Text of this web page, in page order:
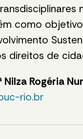
como
direitos de
Rogéria
rio.br